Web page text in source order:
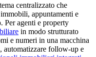
centralizzato che
appuntamenti e
Per agenti e property
in modo strutturato
e numeri in una macchina
automatizzare follow-up e